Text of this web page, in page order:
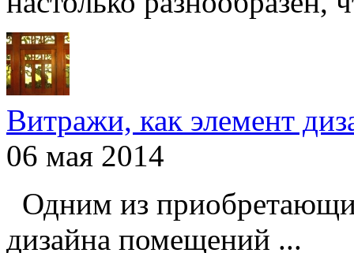
Витражи, как элемент
06 мая 2014
Одним из
дизайна помещений ...